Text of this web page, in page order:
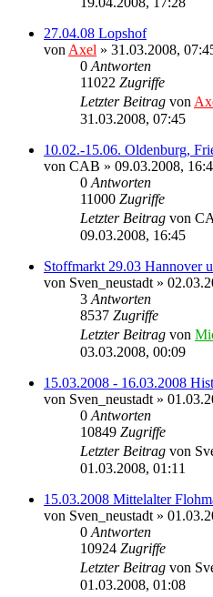
27.04.08 Lopshof
vonAxel » 31.03.2008,
0Antworten
11022 Zugriffe
Letzter Beitrag von
31.03.2008, 07:45
10.02.-15.06. Oldenburg,
von CAB » 09.03.2008,
0Antworten
11000 Zugriffe
Letzter Beitrag von
09.03.2008, 16:45
Stoffmarkt 29.03 Hannover
von Sven_neustadt»
3Antworten
8537 Zugriffe
Letzter Beitrag von
03.03.2008, 00:09
15.03.2008 - 16.03.2008
von Sven_neustadt»
0Antworten
10849 Zugriffe
Letzter Beitrag von
01.03.2008, 01:11
15.03.2008 Mittelalter
von Sven_neustadt»
0Antworten
10924 Zugriffe
Letzter Beitrag von
01.03.2008, 01:08